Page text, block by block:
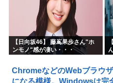
【日向坂46】 藤嶌果歩さん"ホ
ンモノ"感が凄い・・・
ChromeなどのWebブラウ
になる模様。Windowsは完